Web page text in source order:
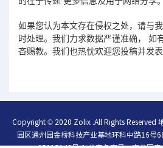
如果您认为本文存在侵权之处，请与
时处理。我们力求数据严谨准确， 如
吝赐教。我们也热忱欢迎您投稿并发表
Copyright © 2020 Zolix .All Rights Reserved
园区通州园金桥科技产业基地环科中路16号